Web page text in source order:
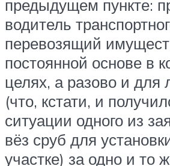
предыдущем пункте:
водитель
перевозящий
постоянной основе в
целях, а разово и для
(что, кстати, и
ситуации одного из
вёз сруб для
участке) за одно и то